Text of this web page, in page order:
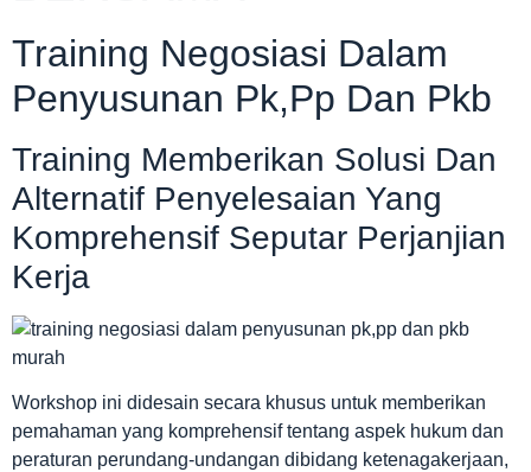
Training Negosiasi Dalam
Penyusunan Pk,Pp Dan Pkb
Training Memberikan Solusi Dan
Alternatif Penyelesaian Yang
Komprehensif Seputar Perjanjian
Kerja
Workshop ini didesain secara khusus untuk memberikan
pemahaman yang komprehensif tentang aspek hukum dan
peraturan perundang-undangan dibidang ketenagakerjaan,